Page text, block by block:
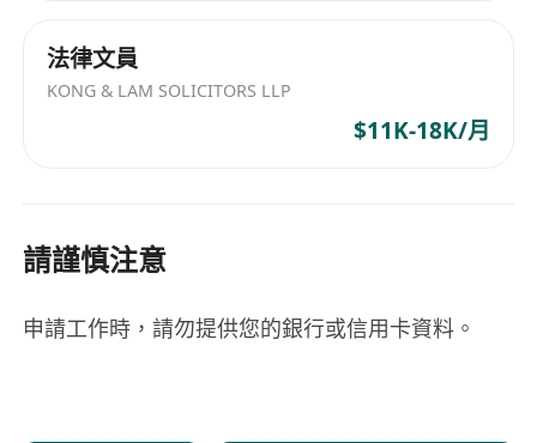
法律文員
KONG & LAM SOLICITORS LLP
$11K-18K/月
請謹慎注意
申請工作時，請勿提供您的銀行或信用卡資料。